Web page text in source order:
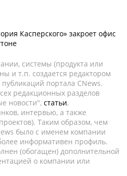
Касперского» закроет офис
системы (продукта или
и т.п. создается редактором
портала CNews.
редакционных разделов
новости", статьи,
интервью, а также
Таким образом, чем
было с именем компании
информативен профиль.
(обогащен) дополнительной
о компании или